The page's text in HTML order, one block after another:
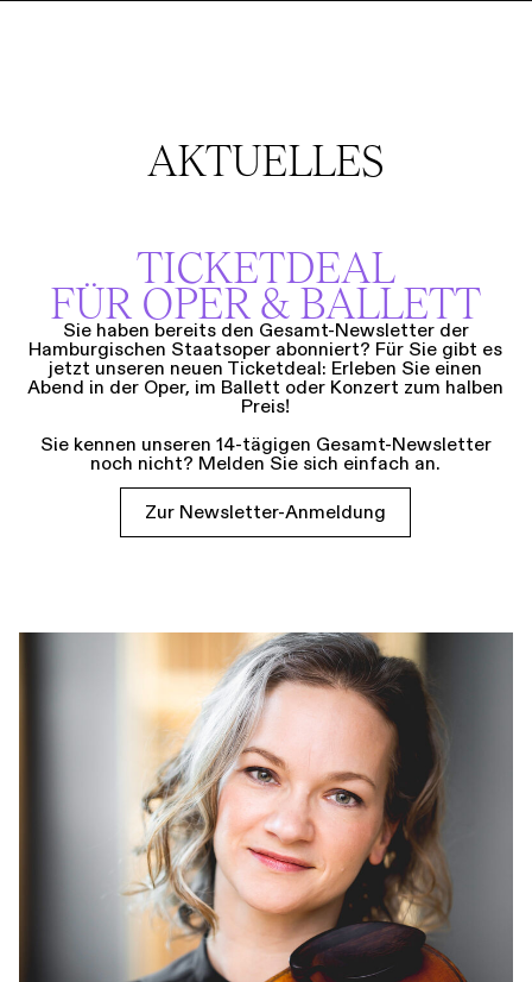
AKTUELLES
TICKETDEAL
FÜR OPER & BALLETT
Sie haben bereits den Gesamt-Newsletter der
Hamburgischen Staatsoper abonniert? Für Sie gibt es
jetzt unseren neuen Ticketdeal: Erleben Sie einen
Abend in der Oper, im Ballett oder Konzert zum halben
Preis!
Sie kennen unseren 14-tägigen Gesamt-Newsletter
noch nicht? Melden Sie sich einfach an.
Zur Newsletter-Anmeldung